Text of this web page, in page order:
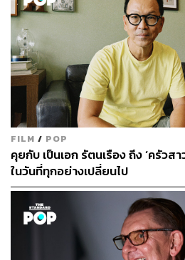
FILM / POP
คุยกับ เป็นเอก รัตนเรือง ถึง ‘ครัวส
ในวันที่ทุกอย่างเปลี่ยนไป